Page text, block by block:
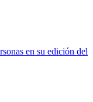
en su edición del